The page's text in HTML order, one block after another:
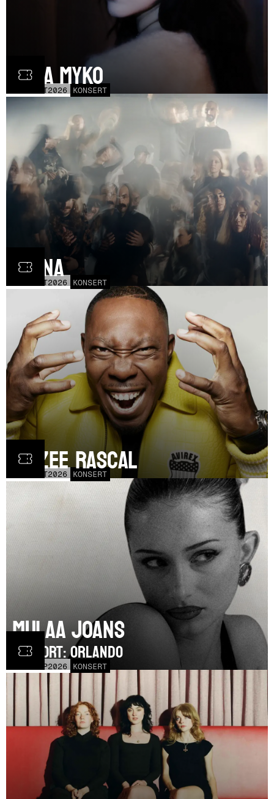
OCT2026 KONSERT
Olga Myko
OCT2026 KONSERT
Fauna
OCT2026 KONSERT
Dizzee Rascal
SEP2026 KONSERT
Mulaa Joans
SUPPORT: Orlando